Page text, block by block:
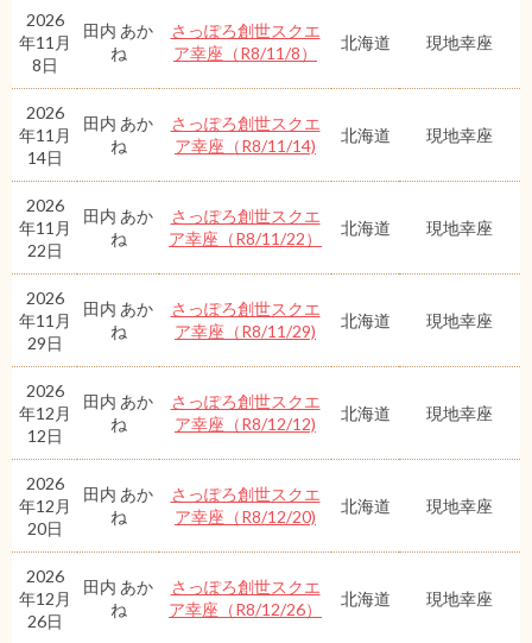
2026
年11月
8日
田内 あか
ね
さっぽろ創世スクエ
ア幸座（R8/11/8）
北海道 現地幸座
2026
年11月
14日
田内 あか
ね
さっぽろ創世スクエ
ア幸座（R8/11/14)
北海道 現地幸座
2026
年11月
22日
田内 あか
ね
さっぽろ創世スクエ
ア幸座（R8/11/22）
北海道 現地幸座
2026
年11月
29日
田内 あか
ね
さっぽろ創世スクエ
ア幸座（R8/11/29)
北海道 現地幸座
2026
年12月
12日
田内 あか
ね
さっぽろ創世スクエ
ア幸座（R8/12/12)
北海道 現地幸座
2026
年12月
20日
田内 あか
ね
さっぽろ創世スクエ
ア幸座（R8/12/20)
北海道 現地幸座
2026
年12月
26日
田内 あか
ね
さっぽろ創世スクエ
ア幸座（R8/12/26）
北海道 現地幸座